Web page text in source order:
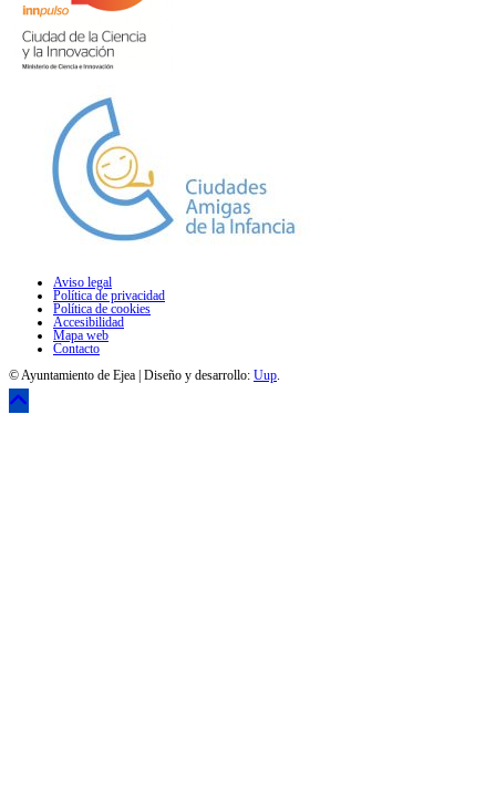
Aviso legal
Política de privacidad
Política de cookies
Accesibilidad
Mapa web
Contacto
© Ayuntamiento de Ejea | Diseño y desarrollo: Uup.